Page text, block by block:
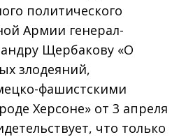
политического
Армии генерал-
Щербакову «О
злодеяний,
фашистскими
Херсоне» от 3 апреля
что только